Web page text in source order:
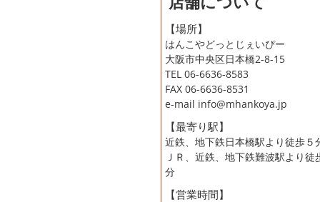
【場所】
はんこやどっとじぇいぴー
大阪市中央区日本橋2-8-15
TEL 06-6636-8583
FAX 06-6636-8531
e-mail info@mhankoya.jp
【最寄り駅】
近鉄、地下鉄日本橋駅より徒歩５
ＪＲ、近鉄、地下鉄難波駅より徒
分
【営業時間】